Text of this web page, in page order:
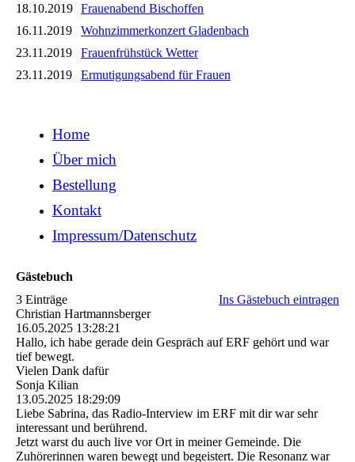
18.10.2019 Frauenabend Bischoffen
16.11.2019
Wohnzimmerkonzert Gladenbach
23.11.2019
Frauenfrühstück Wetter
23.11.2019
Ermutigungsabend für Frauen
Home
Über mich
Bestellung
Kontakt
Impressum/Datenschutz
Gästebuch
3 Einträge
Ins Gästebuch eintragen
Christian Hartmannsberger
16.05.2025 13:28:21
Hallo, ich habe gerade dein Gespräch auf ERF gehört und war
tief bewegt.
Vielen Dank dafür
Sonja Kilian
13.05.2025 18:29:09
Liebe Sabrina, das Radio-Interview im ERF mit dir war sehr
interessant und berührend.
Jetzt warst du auch live vor Ort in meiner Gemeinde. Die
Zuhörerinnen waren bewegt und begeistert. Die Resonanz war